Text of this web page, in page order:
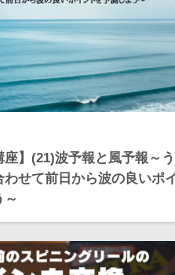
座】(21)波予報と風予報～う
わせて前日から波の良いポ
～